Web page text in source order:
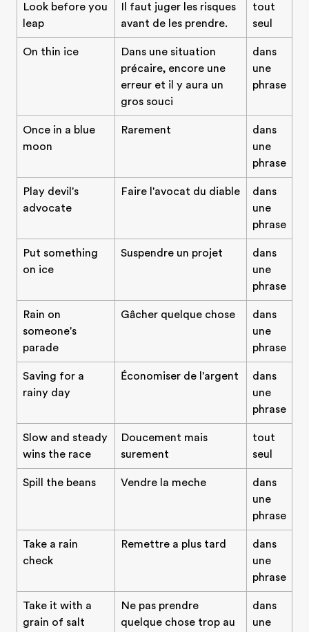
Look before you
leap
Il faut juger les risques
avant de les prendre.
tout
seul
On thin ice
Dans une situation
précaire, encore une
erreur et il y aura un
gros souci
dans
une
phrase
Once in a blue
moon
Rarement
dans
une
phrase
Play devil's
advocate
Faire l'avocat du diable
dans
une
phrase
Put something
on ice
Suspendre un projet
dans
une
phrase
Rain on
someone's
parade
Gâcher quelque chose
dans
une
phrase
Saving for a
rainy day
Économiser de l'argent
dans
une
phrase
Slow and steady
wins the race
Doucement mais
surement
tout
seul
Spill the beans Vendre la meche
dans
une
phrase
Take a rain
check
Remettre a plus tard
dans
une
phrase
Take it with a
grain of salt
Ne pas prendre
quelque chose trop au
dans
une